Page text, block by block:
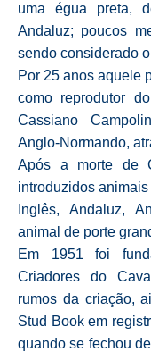
uma égua preta,
Andaluz; poucos
sendo considerado
Por 25 anos aquele
como reprodutor
Cassiano
Anglo-Normando,
Após a morte de
introduzidos
Inglês, Andaluz,
animal de porte
Em 1951 foi
Criadores do
rumos da criação,
Stud Book em
quando se fechou